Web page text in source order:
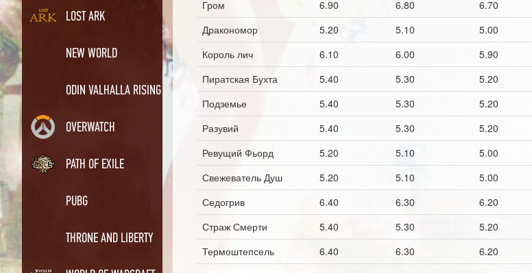
LOST ARK
NEW WORLD
ODIN VALHALLA RISING
OVERWATCH
PATH OF EXILE
PUBG
THRONE AND LIBERTY
Гром
6.90 6.80 6.70
Дракономор
5.20 5.10 5.00
Король лич
6.10 6.00 5.90
Пиратская Бухта
5.40 5.30 5.20
Подземье
5.40 5.30 5.20
Разувий
5.40 5.30 5.20
Ревущий Фьорд
5.20 5.10 5.00
Свежеватель Душ
5.20 5.10 5.00
Седогрив
6.40 6.30 6.20
Страж Смерти
5.40 5.30 5.20
Термоштепсель
6.40 6.30 6.20